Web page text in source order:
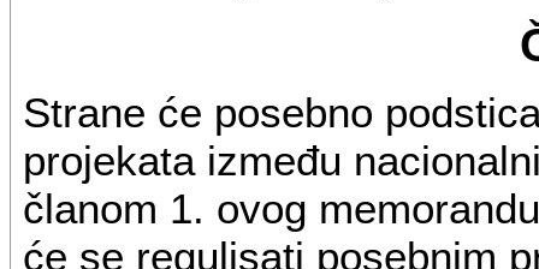
Strane će posebno
projekata između
članom 1. ovog
će se regulisati posebnim